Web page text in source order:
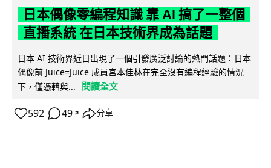
日本偶像零編程知識 靠 AI 搞了一整個
直播系統 在日本技術界成為話題
日本 AI 技術界近日出現了一個引發廣泛討論的熱門話題：日本
偶像前 Juice=Juice 成員宮本佳林在完全沒有編程經驗的情況
下，僅憑藉與...
閱讀全文
592 49 ↗ 分享